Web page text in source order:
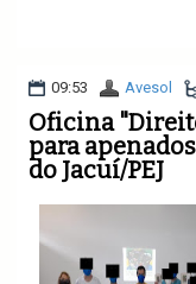
09:53 Avesol
Oficina
para
do Jacuí/PEJ